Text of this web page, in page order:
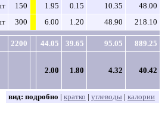
150 1.95 0.15 10.35
48.00
300 6.00 1.20 48.90 218.10
2200 44.05 39.65 95.05
889.25
2.00 1.80 4.32 40.42
вид: подробно | кратко | углеводы| калории